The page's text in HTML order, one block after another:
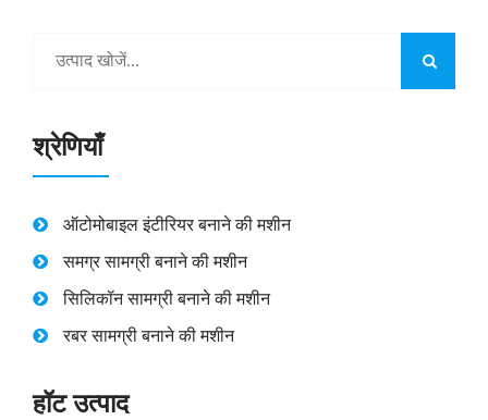
श्रेणियाँ
ऑटोमोबाइल इंटीरियर बनाने की मशीन
समग्र सामग्री बनाने की मशीन
सिलिकॉन सामग्री बनाने की मशीन
रबर सामग्री बनाने की मशीन
हॉट उत्पाद